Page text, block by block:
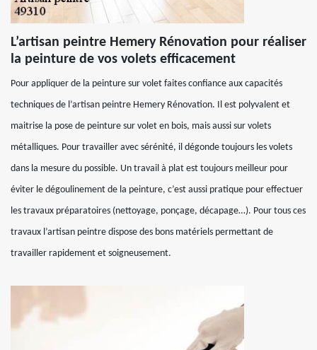
L’artisan peintre Hemery Rénovation pour réaliser
la peinture de vos volets efficacement
Pour appliquer de la peinture sur volet faites confiance aux capacités
techniques de l’artisan peintre Hemery Rénovation. Il est polyvalent et
maitrise la pose de peinture sur volet en bois, mais aussi sur volets
métalliques. Pour travailler avec sérénité, il dégonde toujours les volets
dans la mesure du possible. Un travail à plat est toujours meilleur pour
éviter le dégoulinement de la peinture, c’est aussi pratique pour effectuer
les travaux préparatoires (nettoyage, ponçage, décapage…). Pour tous ces
travaux l’artisan peintre dispose des bons matériels permettant de
travailler rapidement et soigneusement.